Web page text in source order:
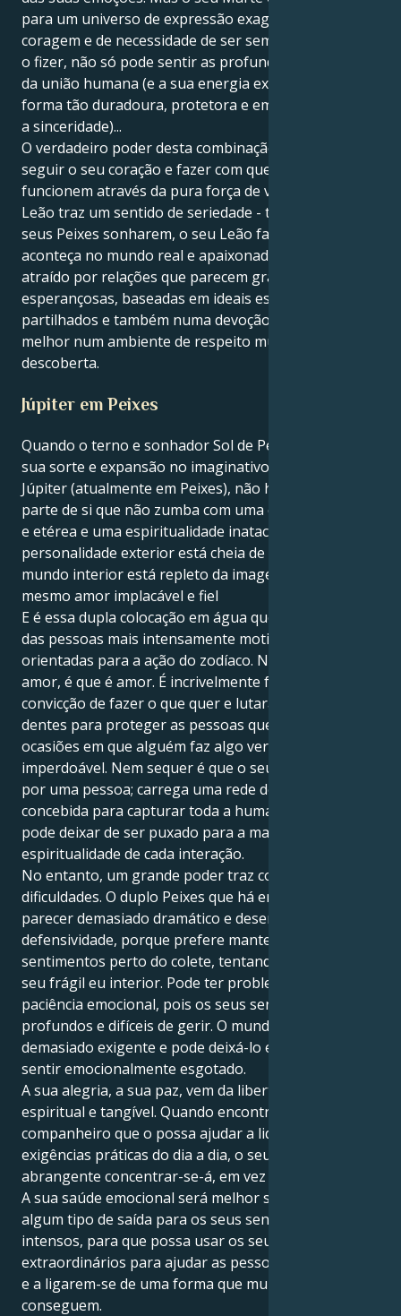
para um universo de expressão exagerada, de
coragem e de necessidade de ser sempre o herói. Se
o fizer, não só pode sentir as profundezas espirituais
da união humana (e a sua energia expressa de uma
forma tão duradoura, protetora e empenhada como
a sinceridade)...
O verdadeiro poder desta combinação é ser capaz de
seguir o seu coração e fazer com que as coisas
funcionem através da pura força de vontade. O seu
Leão traz um sentido de seriedade - tudo o que os
seus Peixes sonharem, o seu Leão fará com que
aconteça no mundo real e apaixonado. Sente-se
atraído por relações que parecem grandes e
esperançosas, baseadas em ideais espirituais
partilhados e também numa devoção feroz. O que é
melhor num ambiente de respeito mútuo e
descoberta.
Júpiter em Peixes
Quando o terno e sonhador Sol de Peixes encontra a
sua sorte e expansão no imaginativo e empático
Júpiter (atualmente em Peixes), não há nenhuma
parte de si que não zumba com uma compaixão pura
e etérea e uma espiritualidade inatacável. A sua
personalidade exterior está cheia de carisma, o seu
mundo interior está repleto da imagem desse
mesmo amor implacável e fiel
E é essa dupla colocação em água que faz de si uma
das pessoas mais intensamente motivadas e
orientadas para a ação do zodíaco. Não é que sinta
amor, é que é amor. É incrivelmente forte na sua
convicção de fazer o que quer e lutará com unhas e
dentes para proteger as pessoas que ama nas raras
ocasiões em que alguém faz algo verdadeiramente
imperdoável. Nem sequer é que o seu amor só exista
por uma pessoa; carrega uma rede de amor
concebida para capturar toda a humanidade e não
pode deixar de ser puxado para a magia e
espiritualidade de cada interação.
No entanto, um grande poder traz consigo enormes
dificuldades. O duplo Peixes que há em si pode
parecer demasiado dramático e desencadear a sua
defensividade, porque prefere manter os seus
sentimentos perto do colete, tentando guardar esse
seu frágil eu interior. Pode ter problemas com a
paciência emocional, pois os seus sentimentos são
profundos e difíceis de gerir. O mundo pode ser
demasiado exigente e pode deixá-lo esgotado se se
sentir emocionalmente esgotado.
A sua alegria, a sua paz, vem da libertação do amor
espiritual e tangível. Quando encontrar um
companheiro que o possa ajudar a lidar com as
exigências práticas do dia a dia, o seu amor
abrangente concentrar-se-á, em vez de se consumir.
A sua saúde emocional será melhor servida por
algum tipo de saída para os seus sentimentos
intensos, para que possa usar os seus dons
extraordinários para ajudar as pessoas a curarem-se
e a ligarem-se de uma forma que muitos não
conseguem.